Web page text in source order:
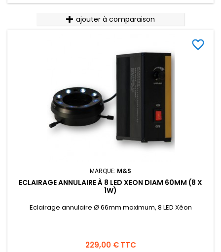
ajouter à comparaison
favorite_border
MARQUE: M&S
ECLAIRAGE ANNULAIRE À 8 LED XEON DIAM 60MM (8 X
1W)
Eclairage annulaire Ø 66mm maximum, 8 LED Xéon
Prix
229,00 € TTC